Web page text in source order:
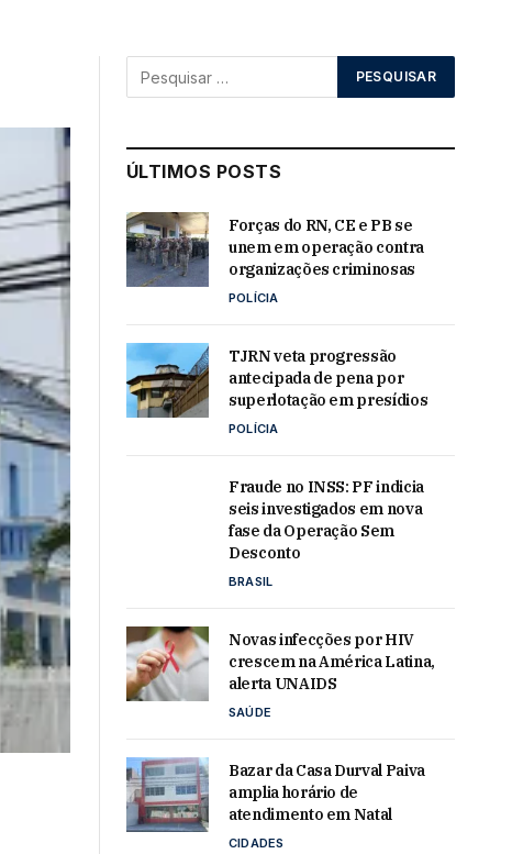
ÚLTIMOS POSTS
Forças do RN, CE e PB se
unem em operação contra
organizações criminosas
POLÍCIA
TJRN veta progressão
antecipada de pena por
superlotação em presídios
POLÍCIA
Fraude no INSS: PF indicia
seis investigados em nova
fase da Operação Sem
Desconto
BRASIL
Novas infecções por HIV
crescem na América Latina,
alerta UNAIDS
SAÚDE
Bazar da Casa Durval Paiva
amplia horário de
atendimento em Natal
CIDADES